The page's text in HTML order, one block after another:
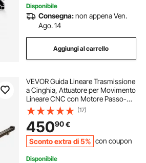
Disponibile
Consegna:non appena Ven.
Ago. 14
Aggiungi al carrello
VEVOR Guida Lineare Trasmissione
a Cinghia, Attuatore per Movimento
Lineare CNC con Motore Passo-
passo Nema34, Corsa Effettiva
1300 mm per Macchina per
Incisione, Fresatrice CNC,
Stampante 3D
(17)
45090€
Sconto extra di 5% con coupon
Disponibile